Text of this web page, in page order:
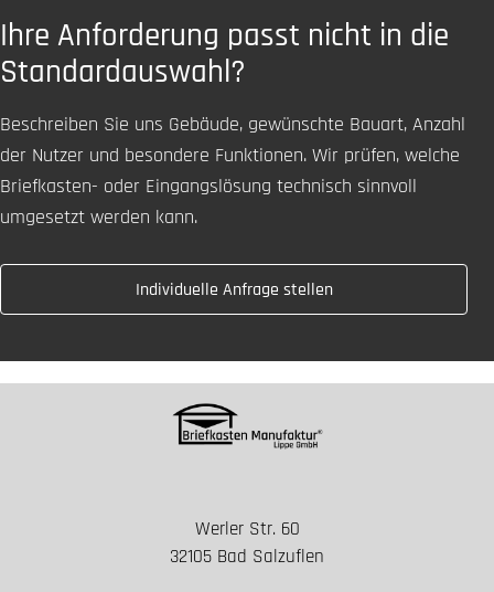
Ihre Anforderung passt nicht in die
Standardauswahl?
Beschreiben Sie uns Gebäude, gewünschte Bauart, Anzahl
der Nutzer und besondere Funktionen. Wir prüfen, welche
Briefkasten- oder Eingangslösung technisch sinnvoll
umgesetzt werden kann.
Individuelle Anfrage stellen
Werler Str. 60
32105 Bad Salzuflen